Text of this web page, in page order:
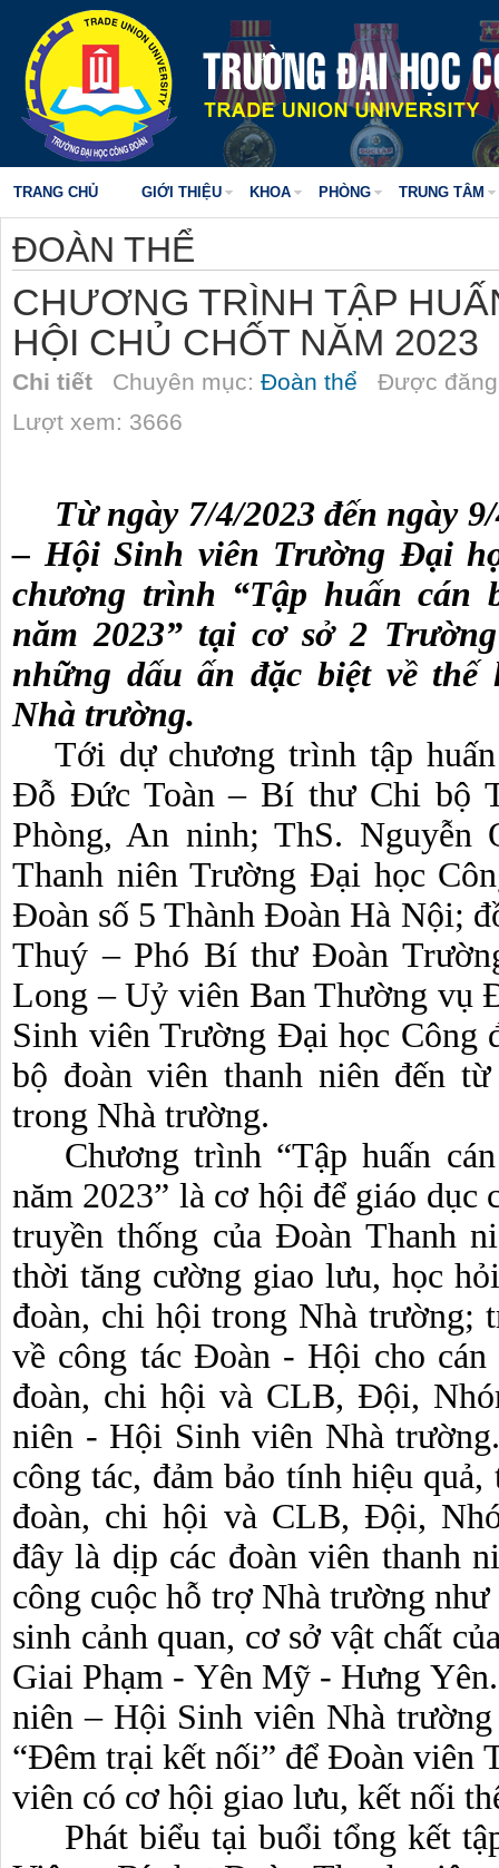
TRANG CHỦ GIỚI THIỆU KHOA PHÒNG TRUNG TÂM
ĐOÀN THỂ
CHƯƠNG TRÌNH TẬP
HỘI CHỦ CHỐT NĂM 2023
Chi tiết Chuyên mục: Đoàn thể Được
Lượt xem: 3666
Từ ngày 7/4/2023 đến ngày
– Hội Sinh viên Trường Đại
chương trình “Tập huấn cán
năm 2023” tại cơ sở 2
những dấu ấn đặc biệt về thế
Nhà trường.
Tới dự chương trình tập
Đỗ Đức Toàn – Bí thư Chi bộ
Phòng, An ninh; ThS.
Thanh niên Trường Đại học
Đoàn số 5 Thành Đoàn Hà Nội;
Thuý – Phó Bí thư Đoàn
Long – Uỷ viên Ban Thường vụ
Sinh viên Trường Đại học Công
bộ đoàn viên thanh niên đến
trong Nhà trường.
Chương trình “Tập huấn
năm 2023” là cơ hội để giáo
truyền thống của Đoàn Thanh
thời tăng cường giao lưu, học
đoàn, chi hội trong Nhà trường;
về công tác Đoàn - Hội cho
đoàn, chi hội và CLB, Đội,
niên - Hội Sinh viên Nhà
công tác, đảm bảo tính hiệu
đoàn, chi hội và CLB, Đội,
đây là dịp các đoàn viên thanh
công cuộc hỗ trợ Nhà trường
sinh cảnh quan, cơ sở vật chất
Giai Phạm - Yên Mỹ - Hưng
niên – Hội Sinh viên Nhà
“Đêm trại kết nối” để Đoàn viên
viên có cơ hội giao lưu, kết nối
Phát biểu tại buổi tổng kết